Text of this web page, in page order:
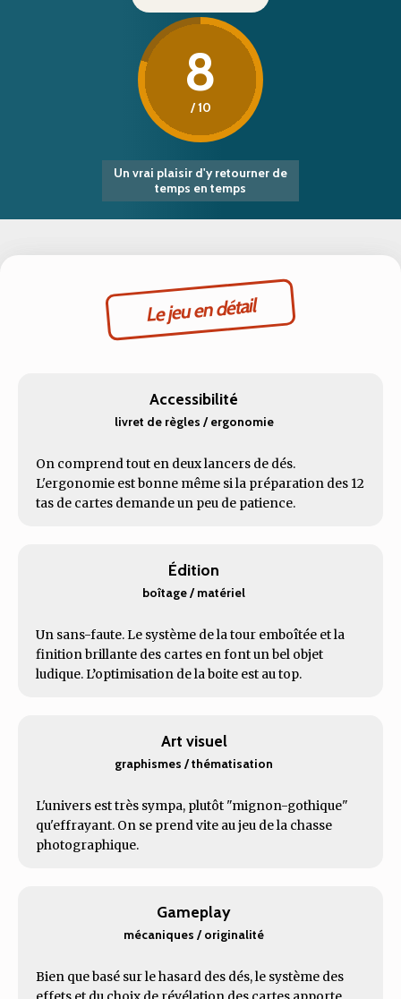
8
/ 10
Un vrai plaisir d'y retourner de
temps en temps
Le jeu en détail
Accessibilité
livret de règles / ergonomie
On comprend tout en deux lancers de dés.
L'ergonomie est bonne même si la préparation des 12
tas de cartes demande un peu de patience.
Édition
boîtage / matériel
Un sans-faute. Le système de la tour emboîtée et la
finition brillante des cartes en font un bel objet
ludique. L’optimisation de la boite est au top.
Art visuel
graphismes / thématisation
L'univers est très sympa, plutôt "mignon-gothique"
qu'effrayant. On se prend vite au jeu de la chasse
photographique.
Gameplay
mécaniques / originalité
Bien que basé sur le hasard des dés, le système des